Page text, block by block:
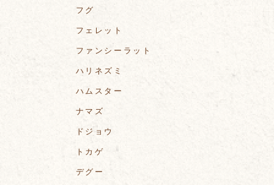
フグ
フェレット
ファンシーラット
ハリネズミ
ハムスター
ナマズ
ドジョウ
トカゲ
デグー